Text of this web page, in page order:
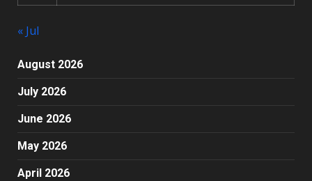
« Jul
August 2026
July 2026
June 2026
May 2026
April 2026